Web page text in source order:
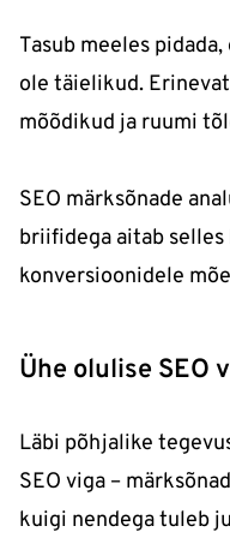
Tasub meeles
ole täielikud.
mõõdikud ja ruumi
SEO märksõnade
briifidega aitab
konversioonidele
Ühe olulise SEO
Läbi põhjalike
SEO viga –
kuigi nendega tuleb